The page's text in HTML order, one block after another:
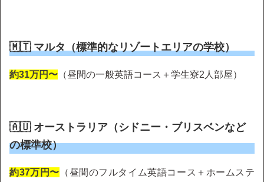
🇲🇹 マルタ（標準的なリゾートエリアの学校）
約31万円〜 （昼間の一般英語コース＋学生寮2人部屋）
🇦🇺 オーストラリア（シドニー・ブリスベンなど
の標準校）
約37万円〜 （昼間のフルタイム英語コース＋ホームステ